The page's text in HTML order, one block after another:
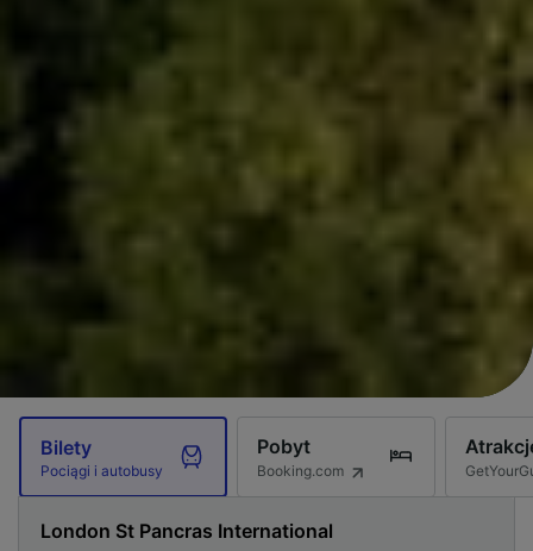
Bilety
Pociągi i autobusy
Pobyt
Booking.com